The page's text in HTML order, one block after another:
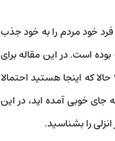
خود مردم را به خود جذب
است. در این مقاله برای
که اینجا هستید احتمالا
خوبی آمده‌ اید، در این
را بشناسید.